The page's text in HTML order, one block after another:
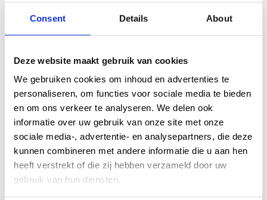
Consent Details About
Deze website maakt gebruik van cookies
We gebruiken cookies om inhoud en advertenties te
personaliseren, om functies voor sociale media te bieden
en om ons verkeer te analyseren. We delen ook
informatie over uw gebruik van onze site met onze
sociale media-, advertentie- en analysepartners, die deze
kunnen combineren met andere informatie die u aan hen
heeft verstrekt of die zij hebben verzameld door uw
gebruik van hun diensten.
0321 318 386
Naam * E-mailadres *
Telefoonnummer Onderwerp *